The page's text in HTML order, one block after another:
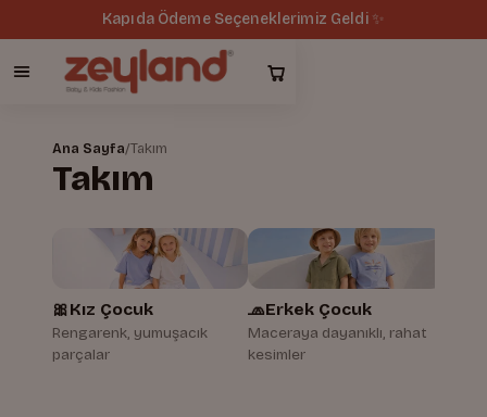
Kapıda Ödeme Seçeneklerimiz Geldi ✨
Ana Sayfa/Takım
Takım
🎀Kız Çocuk
Rengarenk, yumuşacık
parçalar
🧢Erkek Çocuk
Maceraya dayanıklı, rahat
kesimler